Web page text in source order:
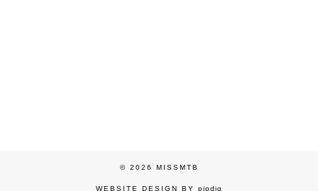
© 2026 MISSMTB
WEBSITE DESIGN BY pipdig